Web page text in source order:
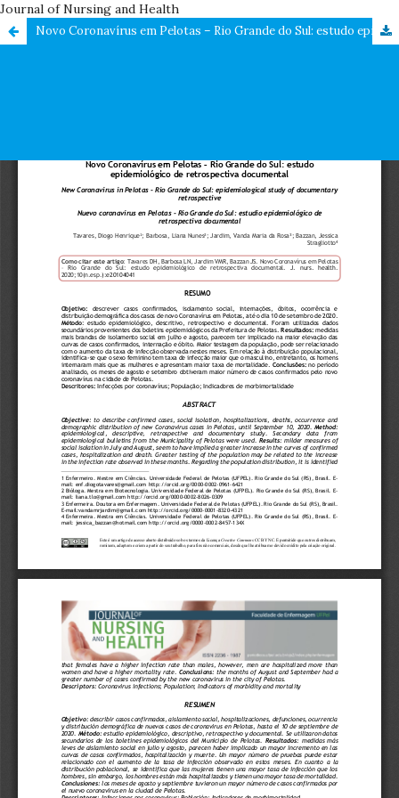
Journal of Nursing and Health
Novo Coronavírus em Pelotas – Rio Grande do Sul: estudo epidemiológico de retrospectiva documental / New Coronavirus in Pelotas - Rio Grande do Sul: epidemiological study of documentary retrospective